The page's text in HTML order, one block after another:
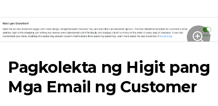
Pagkolekta ng Higit pang
Mga Email ng Customer